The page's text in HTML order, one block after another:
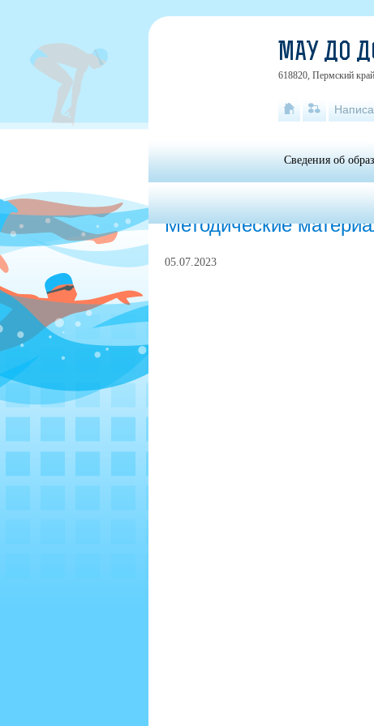
Методические
05.07.2023
МАУ ДО
618820, Пермский
Сведения об